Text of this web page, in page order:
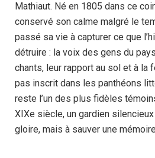
Mathiaut. Né en 1805 dans ce
conservé son calme malgré le
passé sa vie à capturer ce que
détruire : la voix des gens du
chants, leur rapport au sol et à la
pas inscrit dans les panthéons
reste l’un des plus fidèles
XIXe siècle, un gardien silencieux
gloire, mais à sauver une